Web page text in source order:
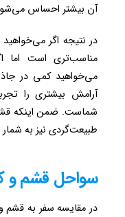
آن بیشتر احساس
در نتیجه اگر
مناسب‌تری است اما
می‌خواهید کمی در
آرامش بیشتری را
شماست. ضمن اینکه
طبیعت‌گردی نیز به
سواحل قشم
در مقایسه سفر به قشم